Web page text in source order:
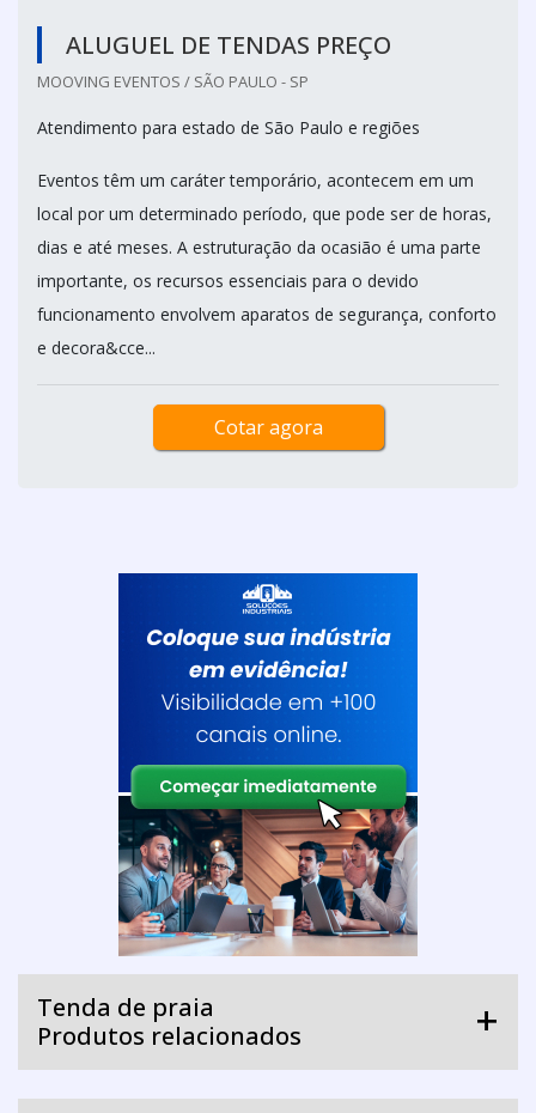
ALUGUEL DE TENDAS PREÇO
MOOVING EVENTOS / SÃO PAULO - SP
Atendimento para estado de São Paulo e regiões
Eventos têm um caráter temporário, acontecem em um
local por um determinado período, que pode ser de horas,
dias e até meses. A estruturação da ocasião é uma parte
importante, os recursos essenciais para o devido
funcionamento envolvem aparatos de segurança, conforto
e decora&cce...
Cotar agora
Tenda de praia
Produtos relacionados